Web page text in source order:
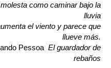
como caminar bajo la
lluvia
el viento y parece que
llueve más.
Pessoa El guardador de
rebaños